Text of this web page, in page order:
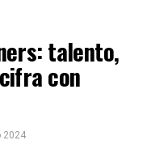
talento,
con
2024